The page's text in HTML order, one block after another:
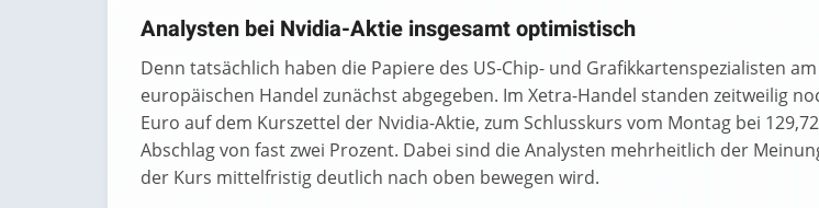
Analysten bei Nvidia-Aktie insgesamt optimistisch
Denn tatsächlich haben die Papiere des US-Chip- und Grafikkartenspezialisten
europäischen Handel zunächst abgegeben. Im Xetra-Handel standen zeitweilig
Euro auf dem Kurszettel der Nvidia-Aktie, zum Schlusskurs vom Montag bei
Abschlag von fast zwei Prozent. Dabei sind die Analysten mehrheitlich der
der Kurs mittelfristig deutlich nach oben bewegen wird.